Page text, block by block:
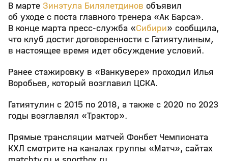
В марте Зинэтула Билялетдинов объявил
об уходе с поста главного тренера «Ак Барса».
В конце марта пресс‑служба «Сибири» сообщила,
что клуб достиг договоренности с Гатиятулиным,
в настоящее время идет обсуждение условий.
Ранее стажировку в «Ванкувере» проходил Илья
Воробьев, который возглавил ЦСКА.
Гатиятулин с 2015 по 2018, а также с 2020 по 2023
годы возглавлял «Трактор».
Прямые трансляции матчей Фонбет Чемпионата
КХЛ смотрите на каналах группы «Матч», сайтах